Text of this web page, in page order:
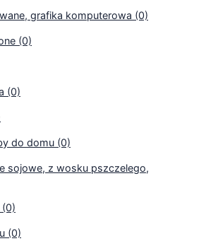
grafika komputerowa (0)
(0)
(0)
do domu (0)
sojowe, z wosku pszczelego,
(0)
(0)